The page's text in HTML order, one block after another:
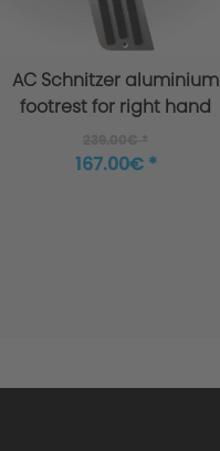
AC Schnitzer aluminium
footrest for right hand
167.00€ *